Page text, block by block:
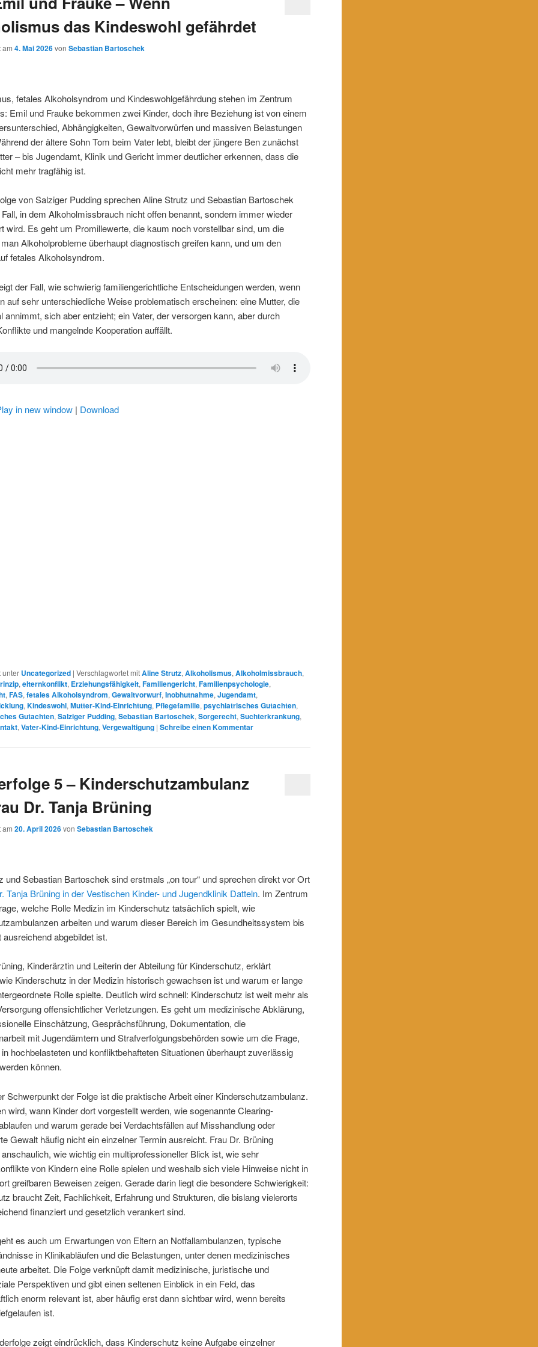
das Kindeswohl gefährdet
am4. Mai 2026 vonSebastian Bartoschek
fetales Alkoholsyndrom und Kindeswohlgefährdung stehen im Zentrum
Emil und Frauke bekommen zwei Kinder, doch ihre Beziehung ist von einem
Abhängigkeiten, Gewaltvorwürfen und massiven Belastungen
der ältere Sohn Tom beim Vater lebt, bleibt der jüngere Ben zunächst
– bis Jugendamt, Klinik und Gericht immer deutlicher erkennen, dass die
mehr tragfähig ist.
von Salziger Pudding sprechen Aline Strutz und Sebastian Bartoschek
in dem Alkoholmissbrauch nicht offen benannt, sondern immer wieder
wird. Es geht um Promillewerte, die kaum noch vorstellbar sind, um die
Alkoholprobleme überhaupt diagnostisch greifen kann, und um den
fetales Alkoholsyndrom.
der Fall, wie schwierig familiengerichtliche Entscheidungen werden, wenn
auf sehr unterschiedliche Weise problematisch erscheinen: eine Mutter, die
annimmt, sich aber entzieht; ein Vater, der versorgen kann, aber durch
und mangelnde Kooperation auffällt.
in new window | Download
unter Uncategorized |Verschlagwortet mit Aline Strutz,Alkoholismus,Alkoholmissbrauch,
,elternkonflikt, Erziehungsfähigkeit,Familiengericht,Familienpsychologie,
,FAS,fetales Alkoholsyndrom,Gewaltvorwurf,Inobhutnahme,Jugendamt,
,Kindeswohl,Mutter-Kind-Einrichtung, Pflegefamilie,psychiatrisches Gutachten,
Gutachten,Salziger Pudding,Sebastian Bartoschek,Sorgerecht,Suchterkrankung,
,Vater-Kind-Einrichtung,Vergewaltigung |Schreibe einen Kommentar
5 – Kinderschutzambulanz
Dr. Tanja Brüning
am20. April 2026 vonSebastian Bartoschek
und Sebastian Bartoschek sind erstmals „on tour“ und sprechen direkt vor Ort
Tanja Brüning in der Vestischen Kinder- und Jugendklinik Datteln. Im Zentrum
welche Rolle Medizin im Kinderschutz tatsächlich spielt, wie
arbeiten und warum dieser Bereich im Gesundheitssystem bis
ausreichend abgebildet ist.
Kinderärztin und Leiterin der Abteilung für Kinderschutz, erklärt
Kinderschutz in der Medizin historisch gewachsen ist und warum er lange
Rolle spielte. Deutlich wird schnell: Kinderschutz ist weit mehr als
offensichtlicher Verletzungen. Es geht um medizinische Abklärung,
Einschätzung, Gesprächsführung, Dokumentation, die
mit Jugendämtern und Strafverfolgungsbehörden sowie um die Frage,
hochbelasteten und konfliktbehafteten Situationen überhaupt zuverlässig
können.
Schwerpunkt der Folge ist die praktische Arbeit einer Kinderschutzambulanz.
wird, wann Kinder dort vorgestellt werden, wie sogenannte Clearing-
und warum gerade bei Verdachtsfällen auf Misshandlung oder
Gewalt häufig nicht ein einzelner Termin ausreicht. Frau Dr. Brüning
wie wichtig ein multiprofessioneller Blick ist, wie sehr
von Kindern eine Rolle spielen und weshalb sich viele Hinweise nicht in
greifbaren Beweisen zeigen. Gerade darin liegt die besondere Schwierigkeit:
braucht Zeit, Fachlichkeit, Erfahrung und Strukturen, die bislang vielerorts
finanziert und gesetzlich verankert sind.
es auch um Erwartungen von Eltern an Notfallambulanzen, typische
in Klinikabläufen und die Belastungen, unter denen medizinisches
arbeitet. Die Folge verknüpft damit medizinische, juristische und
Perspektiven und gibt einen seltenen Einblick in ein Feld, das
enorm relevant ist, aber häufig erst dann sichtbar wird, wenn bereits
ist.
zeigt eindrücklich, dass Kinderschutz keine Aufgabe einzelner